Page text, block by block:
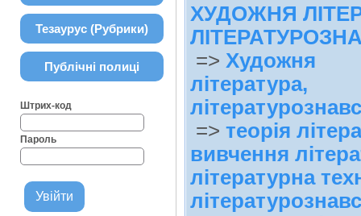
Тезаурус (Рубрики)
Публічні полиці
Штрих-код
Пароль
ХУДОЖНЯ
=> Художня
література,
=> теорія
вивчення
літературна